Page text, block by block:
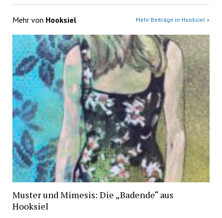
Mehr von Hooksiel Mehr Beiträge in Hooksiel »
Muster und Mimesis: Die „Badende“ aus
Hooksiel